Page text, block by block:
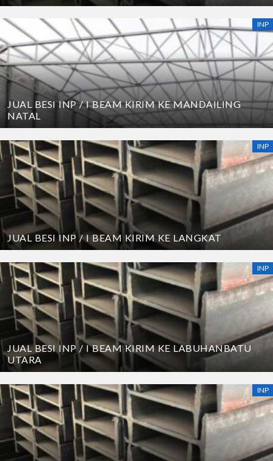
INP
JUAL BESI INP / I BEAM KIRIM KE MANDAILING
NATAL
INP
JUAL BESI INP / I BEAM KIRIM KE LANGKAT
INP
JUAL BESI INP / I BEAM KIRIM KE LABUHANBATU
UTARA
INP